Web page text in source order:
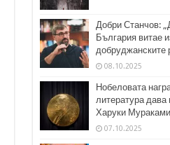
Добри Станчов:
България витае
добруджанските
08.10.2025
Нобеловата
литература дава
Харуки Мураками
07.10.2025